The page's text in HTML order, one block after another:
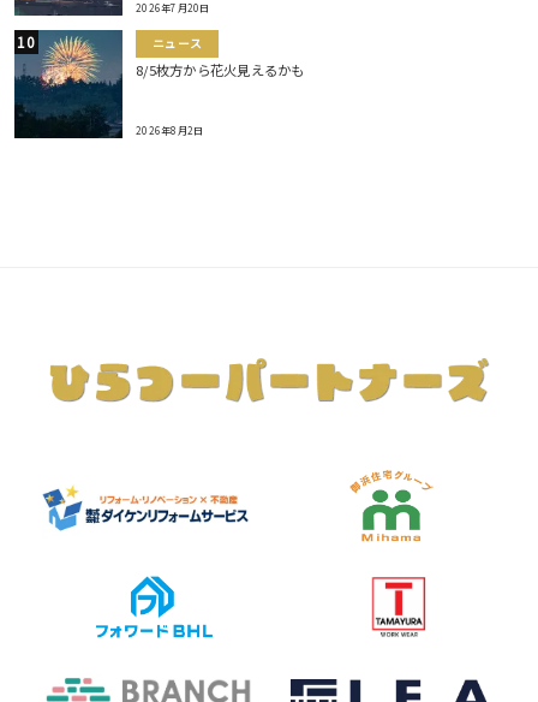
2026年7月20日
ニュース
8/5枚方から花火見えるかも
2026年8月2日